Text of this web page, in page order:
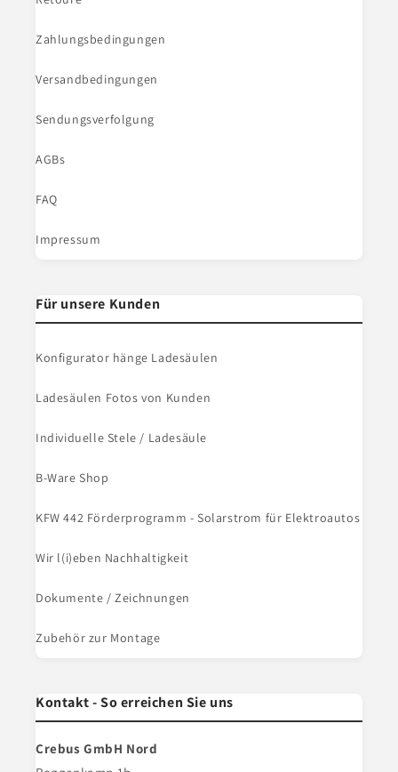
Zahlungsbedingungen
Versandbedingungen
Sendungsverfolgung
AGBs
FAQ
Impressum
Für unsere Kunden
Konfigurator hänge Ladesäulen
Ladesäulen Fotos von Kunden
Individuelle Stele / Ladesäule
B-Ware Shop
KFW 442 Förderprogramm - Solarstrom für Elektroautos
Wir l(i)eben Nachhaltigkeit
Dokumente / Zeichnungen
Zubehör zur Montage
Kontakt - So erreichen Sie uns
Crebus GmbH Nord